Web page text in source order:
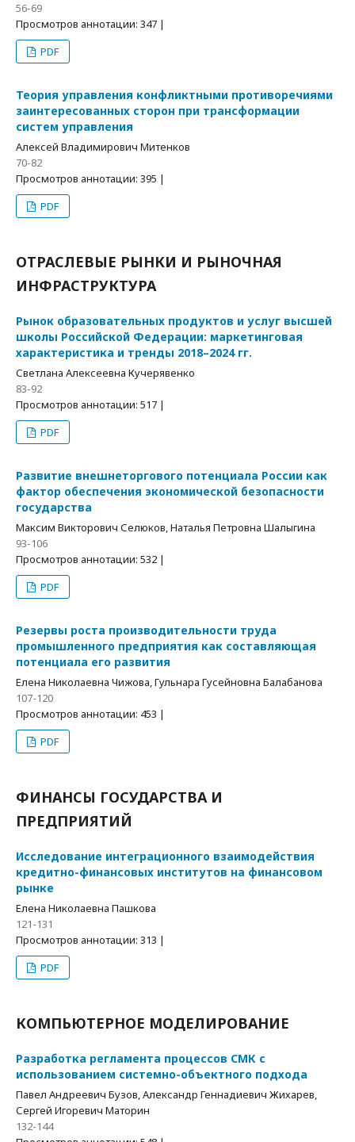
56-69
Просмотров аннотации: 347 |
PDF
Теория управления конфликтными противоречиями
заинтересованных сторон при трансформации
систем управления
Алексей Владимирович Митенков
70-82
Просмотров аннотации: 395 |
PDF
ОТРАСЛЕВЫЕ РЫНКИ И РЫНОЧНАЯ
ИНФРАСТРУКТУРА
Рынок образовательных продуктов и услуг высшей
школы Российской Федерации: маркетинговая
характеристика и тренды 2018–2024 гг.
Светлана Алексеевна Кучерявенко
83-92
Просмотров аннотации: 517 |
PDF
Развитие внешнеторгового потенциала России как
фактор обеспечения экономической безопасности
государства
Максим Викторович Селюков, Наталья Петровна Шалыгина
93-106
Просмотров аннотации: 532 |
PDF
Резервы роста производительности труда
промышленного предприятия как составляющая
потенциала его развития
Елена Николаевна Чижова, Гульнара Гусейновна Балабанова
107-120
Просмотров аннотации: 453 |
PDF
ФИНАНСЫ ГОСУДАРСТВА И
ПРЕДПРИЯТИЙ
Исследование интеграционного взаимодействия
кредитно-финансовых институтов на финансовом
рынке
Елена Николаевна Пашкова
121-131
Просмотров аннотации: 313 |
PDF
КОМПЬЮТЕРНОЕ МОДЕЛИРОВАНИЕ
Разработка регламента процессов СМК с
использованием системно-объектного подхода
Павел Андреевич Бузов, Александр Геннадиевич Жихарев,
Сергей Игоревич Маторин
132-144